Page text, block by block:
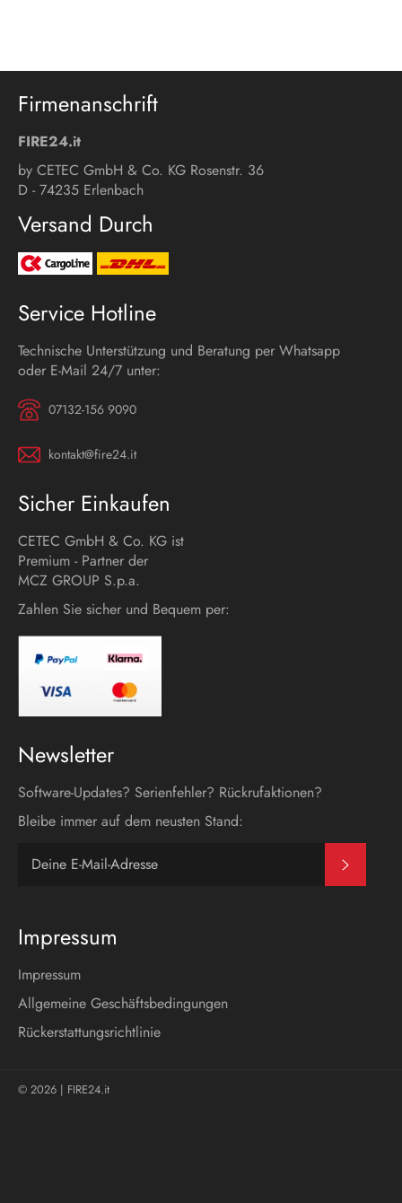
Firmenanschrift
FIRE24.it
by CETEC GmbH & Co. KG Rosenstr. 36
D - 74235 Erlenbach
Versand Durch
Service Hotline
Technische Unterstützung und Beratung per Whatsapp
oder E-Mail 24/7 unter:
07132-156 9090
kontakt@fire24.it
Sicher Einkaufen
CETEC GmbH & Co. KG ist
Premium - Partner der
MCZ GROUP S.p.a.
Zahlen Sie sicher und Bequem per:
Newsletter
Software-Updates? Serienfehler? Rückrufaktionen?
Bleibe immer auf dem neusten Stand:
Impressum
Impressum
Allgemeine Geschäftsbedingungen
Rückerstattungsrichtlinie
© 2026 | FIRE24.it